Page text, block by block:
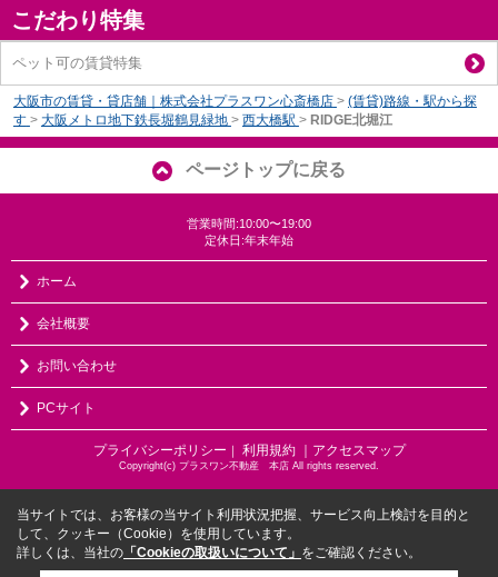
こだわり特集
ペット可の賃貸特集
大阪市の賃貸・貸店舗｜株式会社プラスワン心斎橋店 > (賃貸)路線・駅から探
す > 大阪メトロ地下鉄長堀鶴見緑地 > 西大橋駅 > RIDGE北堀江
ページトップに戻る
営業時間:10:00〜19:00
定休日:年末年始
ホーム
会社概要
お問い合わせ
PCサイト
プライバシーポリシー 利用規約 ｜アクセスマップ
Copyright(c) プラスワン不動産 本店 All rights reserved.
当サイトでは、お客様の当サイト利用状況把握、サービス向上検討を目的と
して、クッキー（Cookie）を使用しています。
詳しくは、当社の 「Cookieの取扱いについて」 をご確認ください。